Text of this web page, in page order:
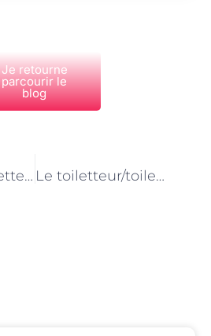
Je retourne
parcourir le
blog
Toiletteur/toiletteuse pour chevaux à Paris : quand le talent rencontre la patience Le toiletteur/toiletteuse pour chevaux à Paris : entre tradition et modernité